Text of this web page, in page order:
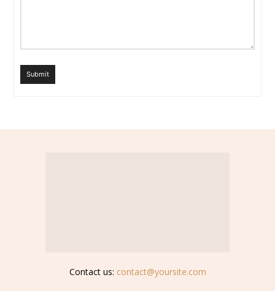
Submit
Contact us: contact@yoursite.com